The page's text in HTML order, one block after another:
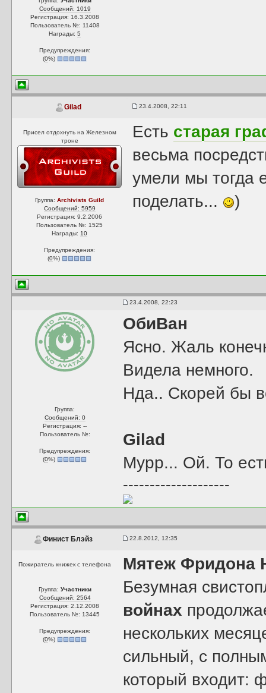
Сообщений: 1019
Регистрация: 16.3.2008
Пользователь №: 11408
Награды:5
Предупреждения:
(0%)
Gilad 23.4.2008, 22:11
Присел отдохнуть на Железном
троне
Группа:Archivists Guild
Сообщений: 5959
Регистрация: 9.2.2006
Пользователь №: 1525
Награды: 10
Предупреждения:
(0%)
Есть старая
весьма
умели мы тогда
поделать...
)
23.4.2008, 22:23
Группа:
Сообщений: 0
Регистрация: --
Пользователь №:
Предупреждения:
(0%)
ОбиВан
Ясно. Жаль
Видела немного.
Нда.. Скорей бы
Gilad
Мурр... Ой. То
--------------------
Финист Блэйз 22.8.2012, 12:35
Пожиратель книжек с телефона
Группа: Участники
Сообщений: 2564
Регистрация: 2.12.2008
Пользователь №: 13445
Предупреждения:
(0%)
Мятеж Фридона
Безумная
войнах
нескольких
сильный, с
который входит: